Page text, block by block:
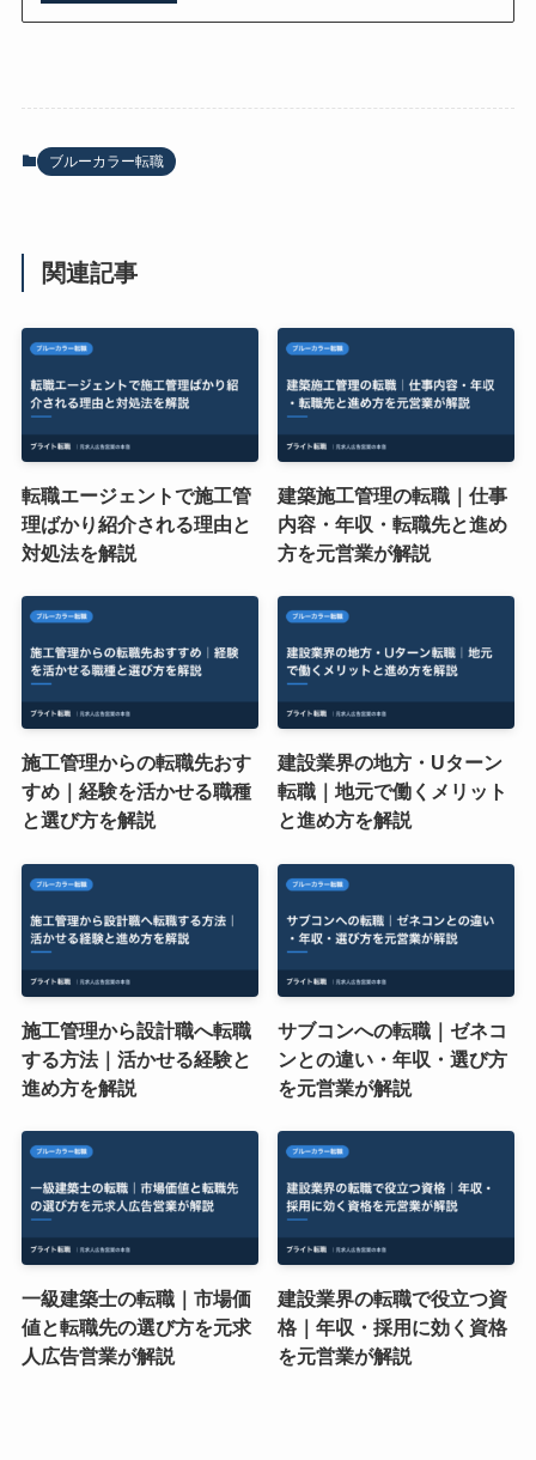
ブルーカラー転職
関連記事
転職エージェントで施工管
理ばかり紹介される理由と
対処法を解説
建築施工管理の転職｜仕事
内容・年収・転職先と進め
方を元営業が解説
施工管理からの転職先おす
すめ｜経験を活かせる職種
と選び方を解説
建設業界の地方・Uターン
転職｜地元で働くメリット
と進め方を解説
施工管理から設計職へ転職
する方法｜活かせる経験と
進め方を解説
サブコンへの転職｜ゼネコ
ンとの違い・年収・選び方
を元営業が解説
一級建築士の転職｜市場価
値と転職先の選び方を元求
人広告営業が解説
建設業界の転職で役立つ資
格｜年収・採用に効く資格
を元営業が解説